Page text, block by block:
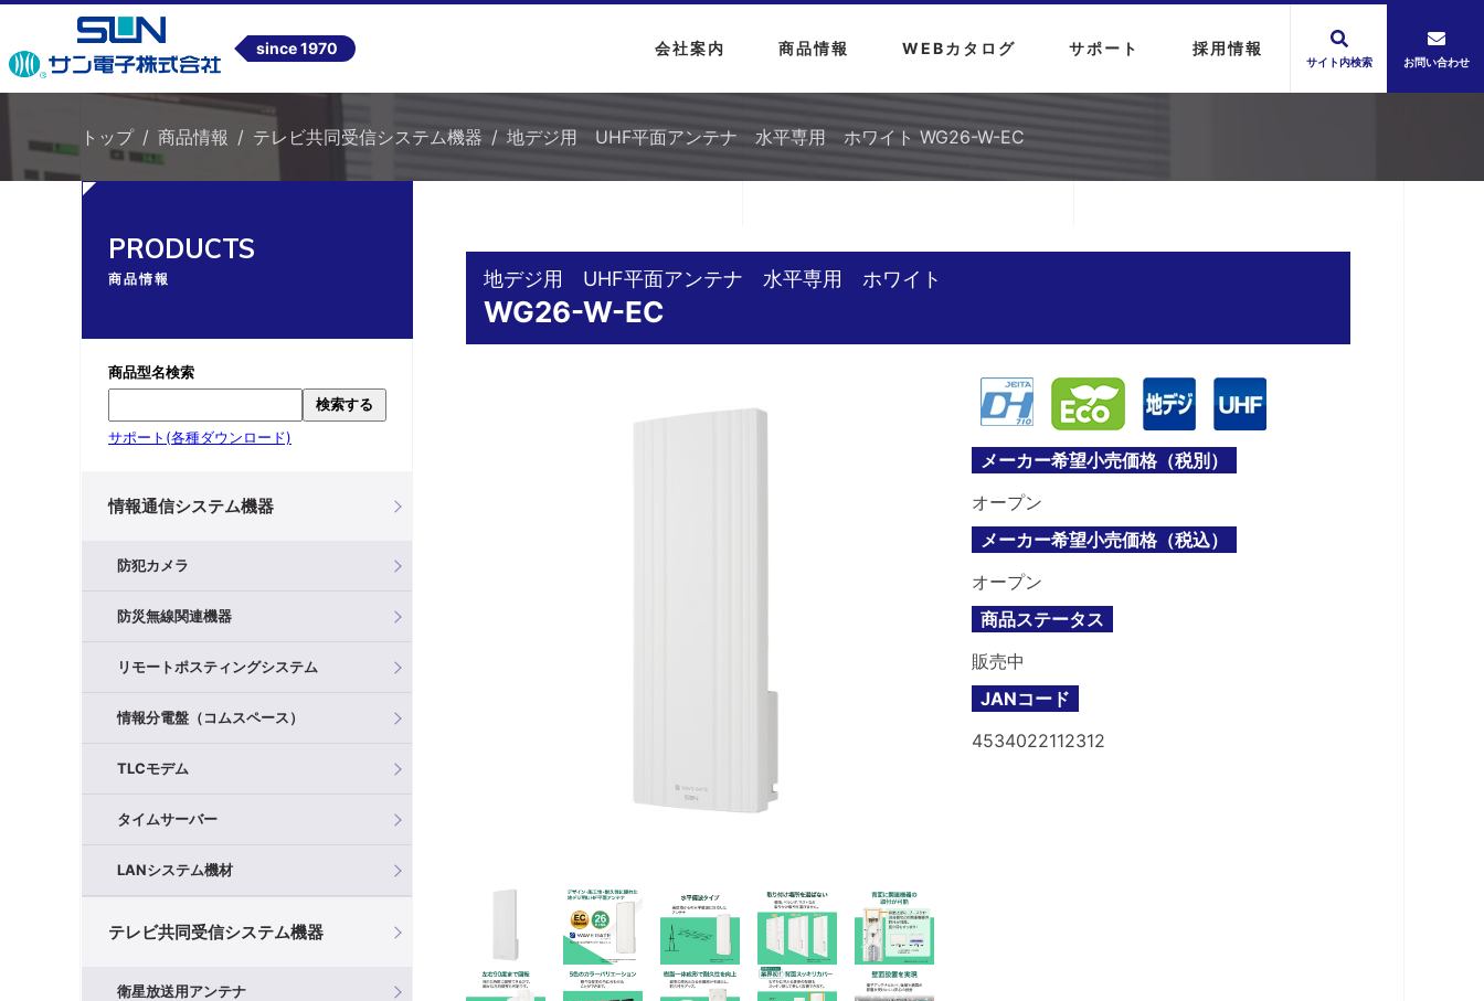
since 1970 会社案内 商品情報 WEBカタログ サポート 採用情報
サイト内検索 お問い合わせ
トップ 商品情報 テレビ共同受信システム機器 地デジ用 UHF平面アンテナ 水平専用 ホワイト WG26-W-EC
PRODUCTS
商品情報
商品型名検索
検索する
サポート(各種ダウンロード)
情報通信システム機器
防犯カメラ
防災無線関連機器
リモートポスティングシステム
情報分電盤（コムスペース）
TLCモデム
タイムサーバー
LANシステム機材
テレビ共同受信システム機器
衛星放送用アンテナ
地デジ用 UHF平面アンテナ 水平専用 ホワイト
WG26-W-EC
メーカー希望小売価格（税別）
オープン
メーカー希望小売価格（税込）
オープン
商品ステータス
販売中
JANコード
4534022112312